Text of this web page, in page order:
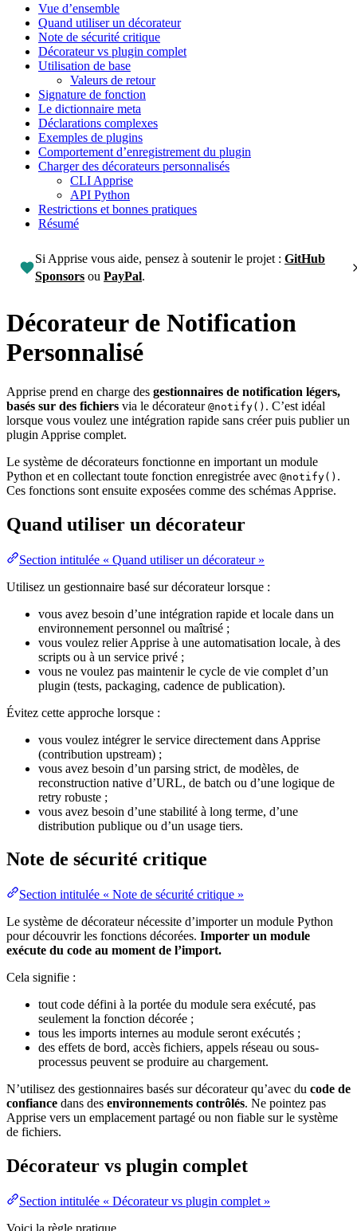
Vue d’ensemble
Quand utiliser un décorateur
Note de sécurité critique
Décorateur vs plugin complet
Utilisation de base
Valeurs de retour
Signature de fonction
Le dictionnaire meta
Déclarations complexes
Exemples de plugins
Comportement d’enregistrement du plugin
Charger des décorateurs personnalisés
CLI Apprise
API Python
Restrictions et bonnes pratiques
Résumé
Si Apprise vous aide, pensez à soutenir le projet : GitHub
Sponsors ou PayPal.
Décorateur de Notification
Personnalisé
Apprise prend en charge des gestionnaires de notification légers,
basés sur des fichiers via le décorateur @notify() . C’est idéal
lorsque vous voulez une intégration rapide sans créer puis publier un
plugin Apprise complet.
Le système de décorateurs fonctionne en important un module
Python et en collectant toute fonction enregistrée avec @notify() .
Ces fonctions sont ensuite exposées comme des schémas Apprise.
Quand utiliser un décorateur
Section intitulée « Quand utiliser un décorateur »
Utilisez un gestionnaire basé sur décorateur lorsque :
vous avez besoin d’une intégration rapide et locale dans un
environnement personnel ou maîtrisé ;
vous voulez relier Apprise à une automatisation locale, à des
scripts ou à un service privé ;
vous ne voulez pas maintenir le cycle de vie complet d’un
plugin (tests, packaging, cadence de publication).
Évitez cette approche lorsque :
vous voulez intégrer le service directement dans Apprise
(contribution upstream) ;
vous avez besoin d’un parsing strict, de modèles, de
reconstruction native d’URL, de batch ou d’une logique de
retry robuste ;
vous avez besoin d’une stabilité à long terme, d’une
distribution publique ou d’un usage tiers.
Note de sécurité critique
Section intitulée « Note de sécurité critique »
Le système de décorateur nécessite d’importer un module Python
pour découvrir les fonctions décorées. Importer un module
exécute du code au moment de l’import.
Cela signifie :
tout code défini à la portée du module sera exécuté, pas
seulement la fonction décorée ;
tous les imports internes au module seront exécutés ;
des effets de bord, accès fichiers, appels réseau ou sous-
processus peuvent se produire au chargement.
N’utilisez des gestionnaires basés sur décorateur qu’avec du code de
confiance dans des environnements contrôlés. Ne pointez pas
Apprise vers un emplacement partagé ou non fiable sur le système
de fichiers.
Décorateur vs plugin complet
Section intitulée « Décorateur vs plugin complet »